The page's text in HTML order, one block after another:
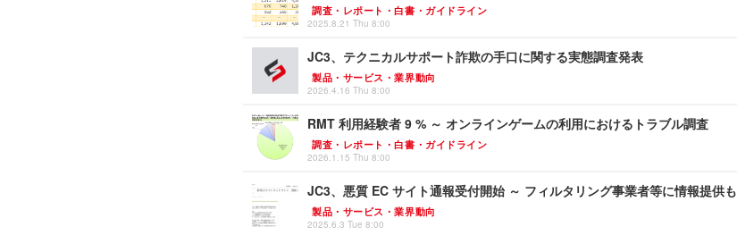
調査・レポート・白書・ガイドライン
2025.8.21 Thu 8:00
JC3、テクニカルサポート詐欺の手口に関する実態調査発表
製品・サービス・業界動向
2026.4.16 Thu 8:00
RMT 利用経験者 9 % ～ オンラインゲームの利用におけるトラブル調査
調査・レポート・白書・ガイドライン
2026.1.15 Thu 8:00
JC3、悪質 EC サイト通報受付開始 ～ フィルタリング事業者等に情報提供も
製品・サービス・業界動向
2025.6.3 Tue 8:00